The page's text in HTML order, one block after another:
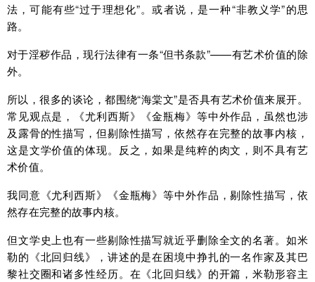
法，可能有些“过于理想化”。或者说，是一种“非教义学”的思
路。
对于淫秽作品，现行法律有一条“但书条款”——有艺术价值的除
外。
所以，很多的谈论，都围绕“海棠文”是否具有艺术价值来展开。
常见观点是，《尤利西斯》《金瓶梅》等中外作品，虽然也涉
及露骨的性描写，但剔除性描写，依然存在完整的故事内核，
这是文学价值的体现。反之，如果是纯粹的肉文，则不具有艺
术价值。
我同意《尤利西斯》《金瓶梅》等中外作品，剔除性描写，依
然存在完整的故事内核。
但文学史上也有一些剔除性描写就近乎删除全文的名著。如米
勒的《北回归线》，讲述的是在困境中挣扎的一名作家及其巴
黎社交圈和诸多性经历。在《北回归线》的开篇，米勒形容主